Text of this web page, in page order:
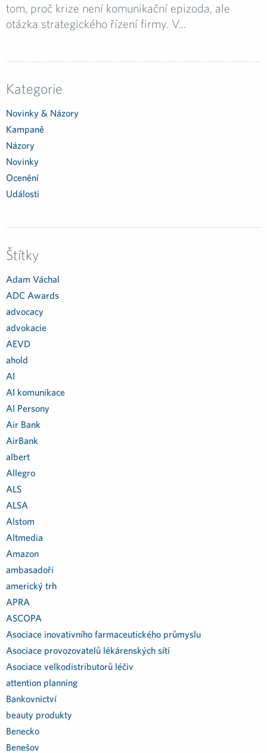
tom, proč krize není komunikační epizoda, ale
otázka strategického řízení firmy. V...
Kategorie
Novinky & Názory
Kampaně
Názory
Novinky
Ocenění
Události
Štítky
Adam Váchal
ADC Awards
advocacy
advokacie
AEVD
ahold
AI
AI komunikace
AI Persony
Air Bank
AirBank
albert
Allegro
ALS
ALSA
Alstom
Altmedia
Amazon
ambasadoři
americký trh
APRA
ASCOPA
Asociace inovativního farmaceutického průmyslu
Asociace provozovatelů lékárenských sítí
Asociace velkodistributorů léčiv
attention planning
Bankovnictví
beauty produkty
Benecko
Benešov